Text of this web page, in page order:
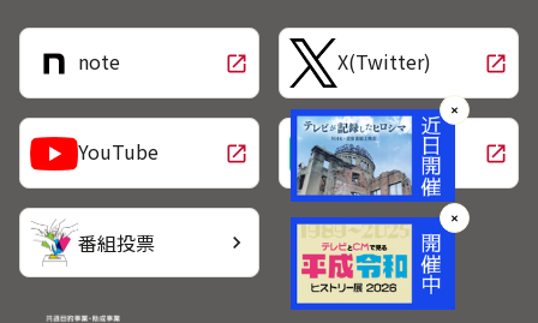
note open_in_new X(Twitter) open_in_new
YouTube open_in_new LINE open_in_new
番組投票 chevron_right
✕
✕